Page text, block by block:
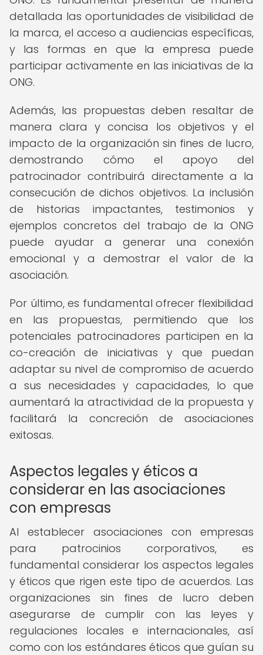
detallada las oportunidades de visibilidad de
la marca, el acceso a audiencias específicas,
y las formas en que la empresa puede
participar activamente en las iniciativas de la
ONG.
Además, las propuestas deben resaltar de
manera clara y concisa los objetivos y el
impacto de la organización sin fines de lucro,
demostrando cómo el apoyo del
patrocinador contribuirá directamente a la
consecución de dichos objetivos. La inclusión
de historias impactantes, testimonios y
ejemplos concretos del trabajo de la ONG
puede ayudar a generar una conexión
emocional y a demostrar el valor de la
asociación.
Por último, es fundamental ofrecer flexibilidad
en las propuestas, permitiendo que los
potenciales patrocinadores participen en la
co-creación de iniciativas y que puedan
adaptar su nivel de compromiso de acuerdo
a sus necesidades y capacidades, lo que
aumentará la atractividad de la propuesta y
facilitará la concreción de asociaciones
exitosas.
Aspectos legales y éticos a
considerar en las asociaciones
con empresas
Al establecer asociaciones con empresas
para patrocinios corporativos, es
fundamental considerar los aspectos legales
y éticos que rigen este tipo de acuerdos. Las
organizaciones sin fines de lucro deben
asegurarse de cumplir con las leyes y
regulaciones locales e internacionales, así
como con los estándares éticos que guían su